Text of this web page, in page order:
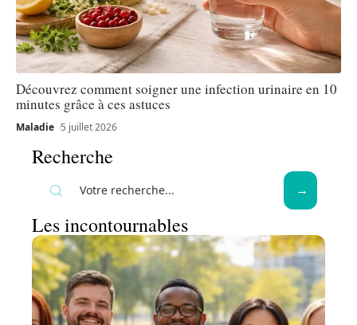
Découvrez comment soigner une infection urinaire en 10
minutes grâce à ces astuces
Maladie 5 juillet 2026
Recherche
Les incontournables